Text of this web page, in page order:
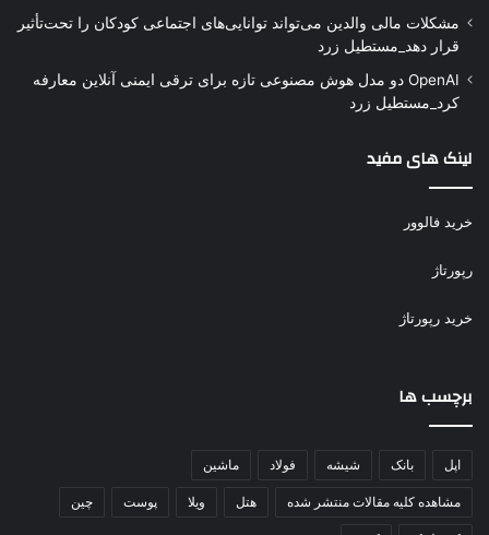
مشکلات مالی والدین می‌تواند توانایی‌های اجتماعی کودکان را تحت‌تأثیر
قرار دهد_مستطیل زرد
OpenAI دو مدل هوش مصنوعی تازه برای ترقی ایمنی آنلاین معارفه
کرد_مستطیل زرد
لینک های مفید
خرید فالوور
رپورتاژ
خرید رپورتاژ
برچسب ها
اپل بانک شیشه فولاد ماشین
مشاهده کلیه مقالات منتشر شده هتل ویلا پوست چین